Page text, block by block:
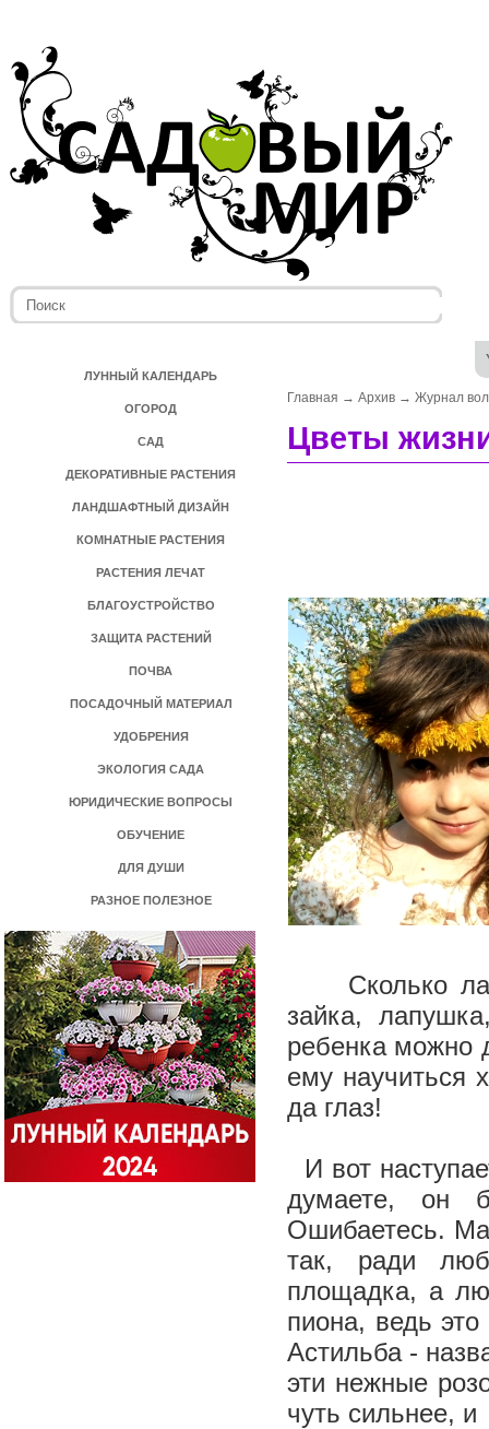
ЛУННЫЙ КАЛЕНДАРЬ
ОГОРОД
САД
ДЕКОРАТИВНЫЕ РАСТЕНИЯ
ЛАНДШАФТНЫЙ ДИЗАЙН
КОМНАТНЫЕ РАСТЕНИЯ
РАСТЕНИЯ ЛЕЧАТ
БЛАГОУСТРОЙСТВО
ЗАЩИТА РАСТЕНИЙ
ПОЧВА
ПОСАДОЧНЫЙ МАТЕРИАЛ
УДОБРЕНИЯ
ЭКОЛОГИЯ САДА
ЮРИДИЧЕСКИЕ ВОПРОСЫ
ОБУЧЕНИЕ
ДЛЯ ДУШИ
РАЗНОЕ ПОЛЕЗНОЕ
Главная → Архив → Журнал
Цветы
Сколько
зайка,
ребенка можно
ему научиться
да глаз!
И вот
думаете, он
Ошибаетесь.
так, ради
площадка, а
пиона, ведь
Астильба -
эти нежные
чуть сильнее,